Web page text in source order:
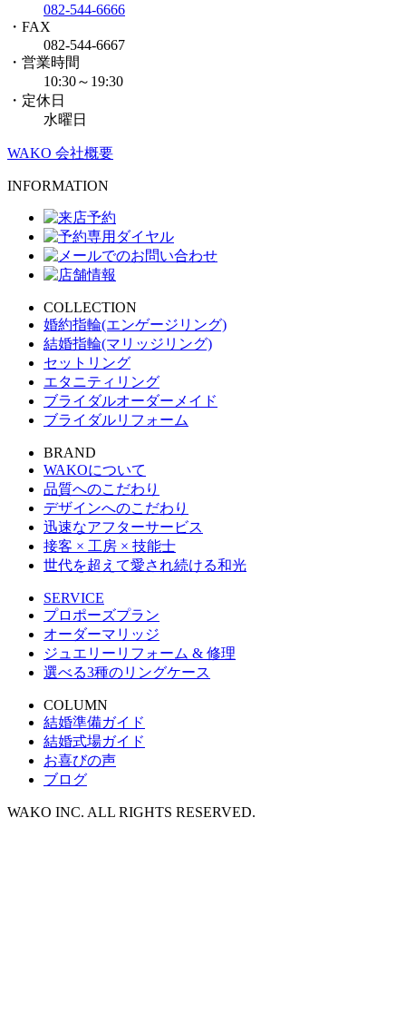
082-544-6666
・FAX
082-544-6667
・営業時間
10:30～19:30
・定休日
水曜日
WAKO 会社概要
INFORMATION
COLLECTION
婚約指輪(エンゲージリング)
結婚指輪(マリッジリング)
セットリング
エタニティリング
ブライダルオーダーメイド
ブライダルリフォーム
BRAND
WAKOについて
品質へのこだわり
デザインへのこだわり
迅速なアフターサービス
接客 × 工房 × 技能士
世代を超えて愛され続ける和光
SERVICE
プロポーズプラン
オーダーマリッジ
ジュエリーリフォーム & 修理
選べる3種のリングケース
COLUMN
結婚準備ガイド
結婚式場ガイド
お喜びの声
ブログ
WAKO INC. ALL RIGHTS RESERVED.